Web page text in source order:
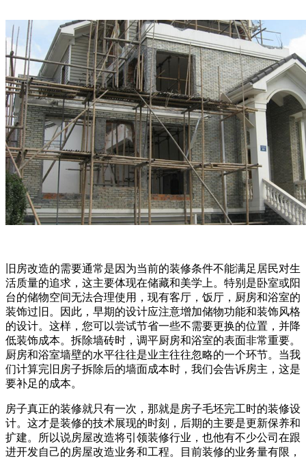
旧房改造的需要通常是因为当前的装修条件不能满足居民对生
活质量的追求，这主要体现在储藏和美学上。特别是卧室或阳
台的储物空间无法合理使用，现有客厅，饭厅，厨房和浴室的
装饰过旧。因此，早期的设计应注意增加储物功能和装饰风格
的设计。这样，您可以尝试节省一些不需要更换的位置，并降
低装饰成本。拆除墙砖时，调平厨房和浴室的表面非常重要。
厨房和浴室墙壁的水平往往是业主往往忽略的一个环节。当我
们计算完旧房子拆除后的墙面成本时，我们会告诉房主，这是
要补足的成本。
房子真正的装修就只有一次，那就是房子毛坯完工时的装修设
计。这才是装修的技术展现的时刻，后期的主要是更新保养和
扩建。所以说房屋改造将引领装修行业，也他有不少公司在跟
进开发自己的房屋改造业务和工程。目前装修的业务量有限，